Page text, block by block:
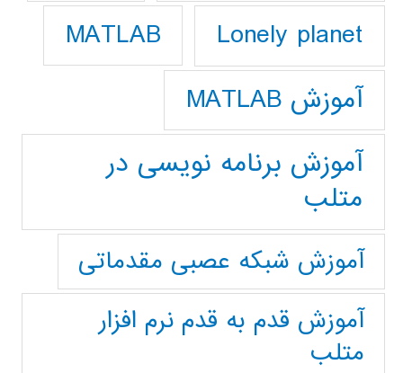
Lonely planet
MATLAB
آموزش MATLAB
آموزش برنامه نویسی در
متلب
آموزش شبکه عصبی مقدماتی
آموزش قدم به قدم نرم افزار
متلب